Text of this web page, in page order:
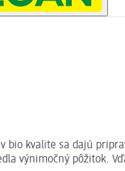
bio kvalite sa dajú
výnimočný pôžitok.